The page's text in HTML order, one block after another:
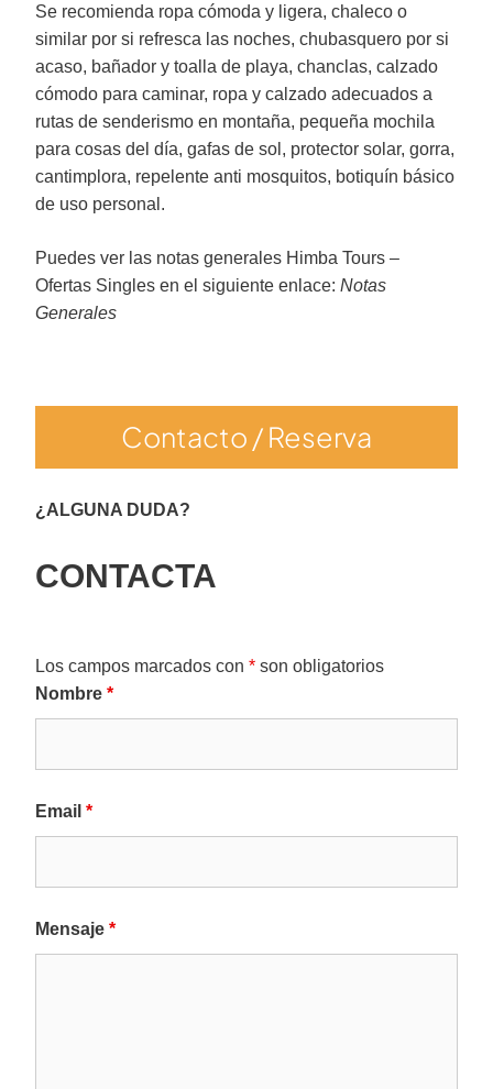
Se recomienda ropa cómoda y ligera, chaleco o
similar por si refresca las noches, chubasquero por si
acaso, bañador y toalla de playa, chanclas, calzado
cómodo para caminar, ropa y calzado adecuados a
rutas de senderismo en montaña, pequeña mochila
para cosas del día, gafas de sol, protector solar, gorra,
cantimplora, repelente anti mosquitos, botiquín básico
de uso personal.
Puedes ver las notas generales Himba Tours –
Ofertas Singles en el siguiente enlace: Notas
Generales
Contacto / Reserva
¿ALGUNA DUDA?
CONTACTA
Los campos marcados con * son obligatorios
Nombre *
Email *
Mensaje *